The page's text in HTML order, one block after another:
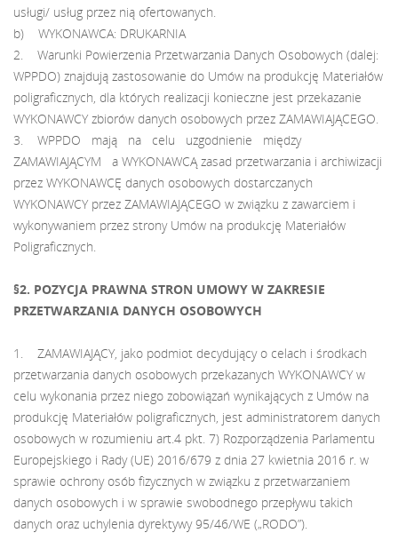
usługi/ usług przez nią ofertowanych.
b) WYKONAWCA: DRUKARNIA
2. Warunki Powierzenia Przetwarzania Danych Osobowych (dalej:
WPPDO) znajdują zastosowanie do Umów na produkcję Materiałów
poligraficznych, dla których realizacji konieczne jest przekazanie
WYKONAWCY zbiorów danych osobowych przez ZAMAWIAJĄCEGO.
3. WPPDO mają na celu uzgodnienie między
ZAMAWIAJĄCYM a WYKONAWCĄ zasad przetwarzania i archiwizacji
przez WYKONAWCĘ danych osobowych dostarczanych
WYKONAWCY przez ZAMAWIAJĄCEGO w związku z zawarciem i
wykonywaniem przez strony Umów na produkcję Materiałów
Poligraficznych.
§2. POZYCJA PRAWNA STRON UMOWY W ZAKRESIE
PRZETWARZANIA DANYCH OSOBOWYCH
1. ZAMAWIAJĄCY, jako podmiot decydujący o celach i środkach
przetwarzania danych osobowych przekazanych WYKONAWCY w
celu wykonania przez niego zobowiązań wynikających z Umów na
produkcję Materiałów poligraficznych, jest administratorem danych
osobowych w rozumieniu art.4 pkt. 7) Rozporządzenia Parlamentu
Europejskiego i Rady (UE) 2016/679 z dnia 27 kwietnia 2016 r. w
sprawie ochrony osób fizycznych w związku z przetwarzaniem
danych osobowych i w sprawie swobodnego przepływu takich
danych oraz uchylenia dyrektywy 95/46/WE („RODO”).